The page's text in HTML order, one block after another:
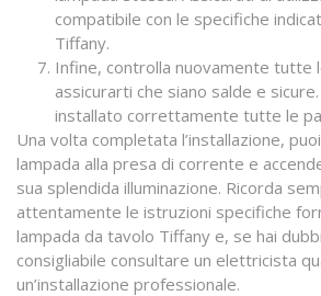
compatibile con le specifiche
Tiffany.
Infine, controlla nuovamente tutte
assicurarti che siano salde e
installato correttamente tutte le
Una volta completata l’installazione,
lampada alla presa di corrente e
sua splendida illuminazione. Ricorda
attentamente le istruzioni specifiche
lampada da tavolo Tiffany e, se hai
consigliabile consultare un elettricista
un’installazione professionale.